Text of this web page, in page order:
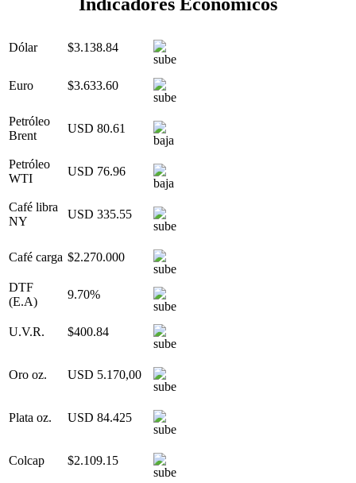
Dólar $3.138.84
Euro $3.633.60
Petróleo
Brent
USD 80.61
Petróleo
WTI
USD 76.96
Café libra
NY
USD 335.55
Café carga $2.270.000
DTF
(E.A)
9.70%
U.V.R. $400.84
Oro oz. USD 5.170,00
Plata oz. USD 84.425
Colcap $2.109.15